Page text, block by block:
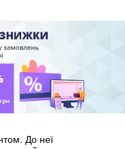
До неї